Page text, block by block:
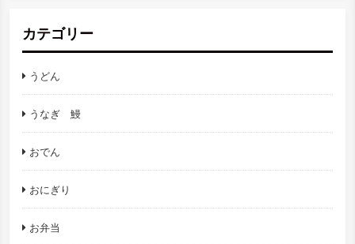
カテゴリー
うどん
うなぎ 鰻
おでん
おにぎり
お弁当